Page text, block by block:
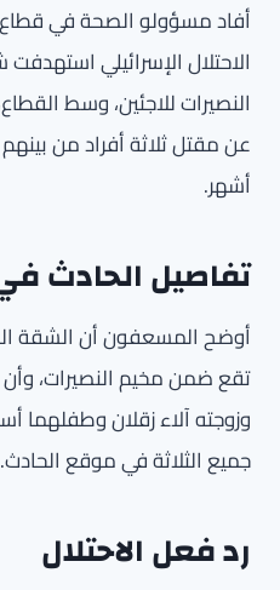
أفاد مسؤولو الصحة في
الاحتلال الإسرائيلي
النصيرات للاجئين، وسط
عن مقتل ثلاثة أفراد من
أشهر.
تفاصيل الحادث
أوضح المسعفون أن الشقة
تقع ضمن مخيم النصيرات،
وزوجته آلاء زقلان وطفلهما
جميع الثلاثة في موقع الحادث.
رد فعل الاحتلال